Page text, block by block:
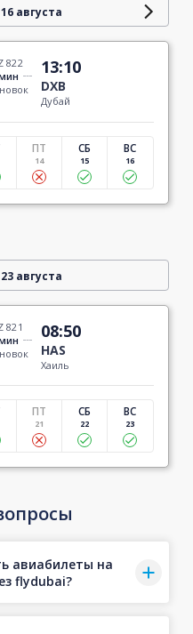
16 августа
822
13:10
DXB
Дубай
ПТ
14
СБ
15
ВС
16
23 августа
821
08:50
HAS
Хаиль
ПТ
21
СБ
22
ВС
23
авиабилеты на
flydubai?